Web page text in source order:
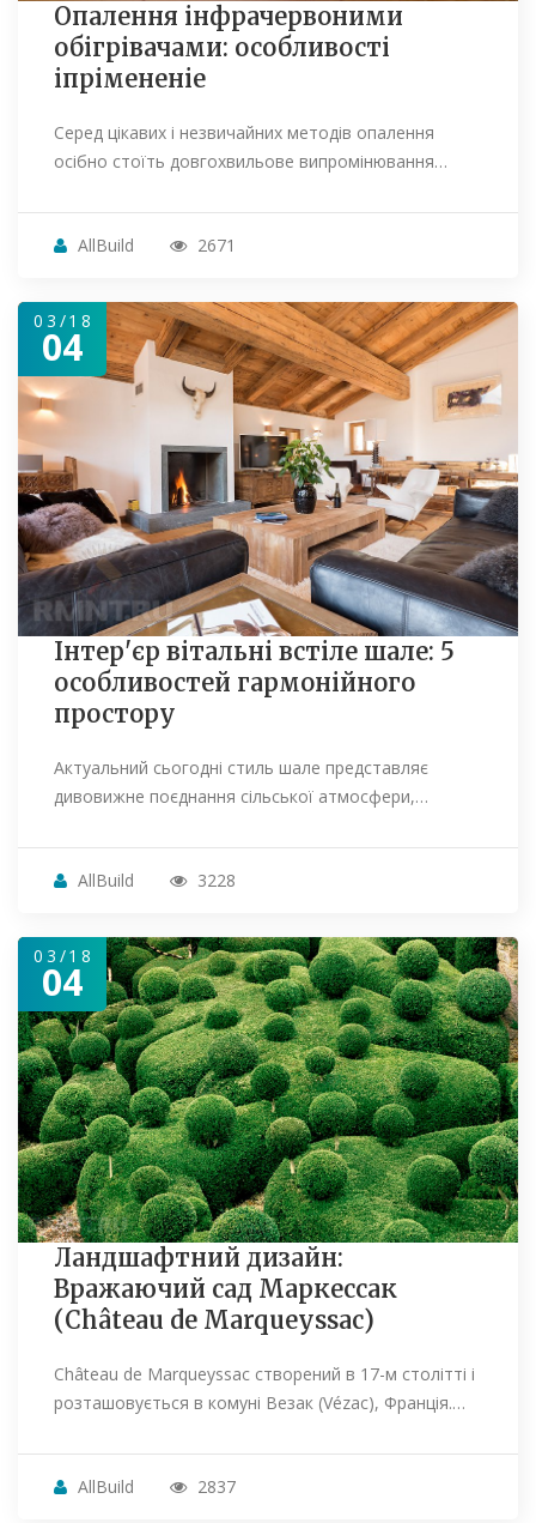
Опалення інфрачервоними
обігрівачами: особливості
іпрімененіе
Серед цікавих і незвичайних методів опалення
осібно стоїть довгохвильове випромінювання…
AllBuild 2671
03/18
04
Інтер'єр вітальні встіле шале: 5
особливостей гармонійного
простору
Актуальний сьогодні стиль шале представляє
дивовижне поєднання сільської атмосфери,…
AllBuild 3228
03/18
04
Ландшафтний дизайн:
Вражаючий сад Маркессак
(Château de Marqueyssac)
Château de Marqueyssac створений в 17-м столітті і
розташовується в комуні Везак (Vézac), Франція.…
AllBuild 2837